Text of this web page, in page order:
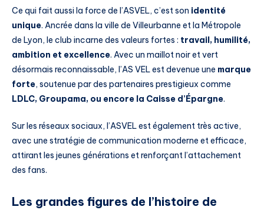
Ce qui fait aussi la force de l’ASVEL, c’est son identité
unique. Ancrée dans la ville de Villeurbanne et la Métropole
de Lyon, le club incarne des valeurs fortes : travail, humilité,
ambition et excellence. Avec un maillot noir et vert
désormais reconnaissable, l’AS VEL est devenue une marque
forte, soutenue par des partenaires prestigieux comme
LDLC, Groupama, ou encore la Caisse d’Épargne.
Sur les réseaux sociaux, l’ASVEL est également très active,
avec une stratégie de communication moderne et efficace,
attirant les jeunes générations et renforçant l’attachement
des fans.
Les grandes figures de l’histoire de